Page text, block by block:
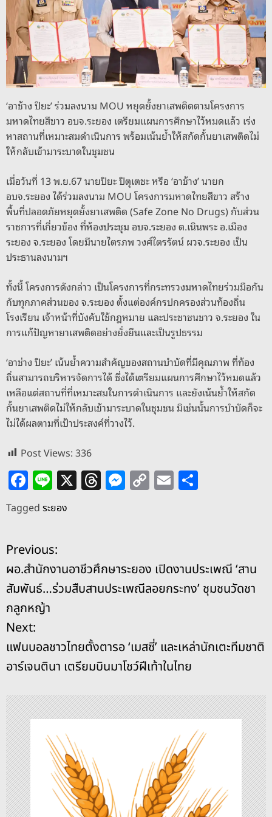
o
k
erk
‘อาช้าง ปิยะ’ ร่วมลงนาม MOU หยุดยั้งยาเสพติดตามโครงการ
มหาดไทยสีขาว อบจ.ระยอง เตรียมแผนการศึกษาไว้หมดแล้ว เร่ง
หาสถานที่เหมาะสมดำเนินการ พร้อมเน้นย้ำให้สกัดกั้นยาเสพติดไม่
ให้กลับเข้ามาระบาดในชุมชน
เมื่อวันที่ 13 พ.ย.67 นายปิยะ ปิตุเตชะ หรือ ‘อาช้าง’ นายก
อบจ.ระยอง ได้ร่วมลงนาม MOU โครงการมหาดไทยสีขาว สร้าง
พื้นที่ปลอดภัยหยุดยั้งยาเสพติด (Safe Zone No Drugs) กับส่วน
ราชการที่เกี่ยวข้อง ที่ห้องประชุม อบจ.ระยอง ต.เนินพระ อ.เมือง
ระยอง จ.ระยอง โดยมีนายไตรภพ วงศ์ไตรรัตน์ ผวจ.ระยอง เป็น
ประธานลงนามฯ
ทั้งนี้ โครงการดังกล่าว เป็นโครงการที่กระทรวงมหาดไทยร่วมมือกัน
กับทุกภาคส่วนของ จ.ระยอง ตั้งแต่องค์กรปกครองส่วนท้องถิ่น
โรงเรียน เจ้าหน้าที่บังคับใช้กฎหมาย และประชาชนชาว จ.ระยอง ใน
การแก้ปัญหายาเสพติดอย่างยั่งยืนและเป็นรูปธรรม
‘อาช่าง ปิยะ’ เน้นย้ำความสำคัญของสถานบำบัดที่มีคุณภาพ ที่ท้อง
ถิ่นสามารถบริหารจัดการได้ ซึ่งได้เตรียมแผนการศึกษาไว้หมดแล้ว
เหลือแต่สถานที่ที่เหมาะสมในการดำเนินการ และยังเน้นย้ำให้สกัด
กั้นยาเสพติดไม่ให้กลับเข้ามาระบาดในชุมชน มิเช่นนั้นการบำบัดก็จะ
ไม่ได้ผลตามที่เป้าประสงค์ที่วางไว้.
Post Views:336
F
a
c
e
b
o
o
k
Li
n
e
X T
h
d
s
M
e
n
g
er
C
o
Li
n
k
E
m
Tagged ระยอง
แ
น
ะ
แ
น
ว
เ
รื่
อ
Previous:
ผอ.สำนักงานอาชีวศึกษาระยอง เปิดงานประเพณี ‘สาน
สัมพันธ์…ร่วมสืบสานประเพณีลอยกระทง’ ชุมชนวัดชา
กลูกหญ้า
Next:
แฟนบอลชาวไทยตั้งตารอ ‘เมสซี่’ และเหล่านักเตะทีมชาติ
อาร์เจนตินา เตรียมบินมาโชว์ฝีเท้าในไทย